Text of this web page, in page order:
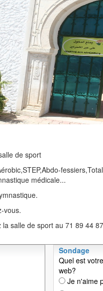
de sport
médicale...
vous.
salle de sport au 71 89 44
Sondage
Quel est
web?
Je n'aime